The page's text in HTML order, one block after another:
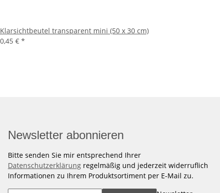
Klarsichtbeutel transparent mini (50 x 30 cm)
0,45 € *
Newsletter abonnieren
Bitte senden Sie mir entsprechend Ihrer
Datenschutzerklärung regelmäßig und jederzeit widerruflich
Informationen zu Ihrem Produktsortiment per E-Mail zu.